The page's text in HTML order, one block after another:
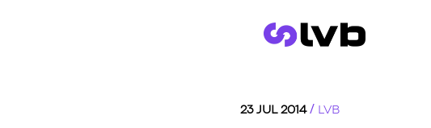
23 JUL 2014/ LVB